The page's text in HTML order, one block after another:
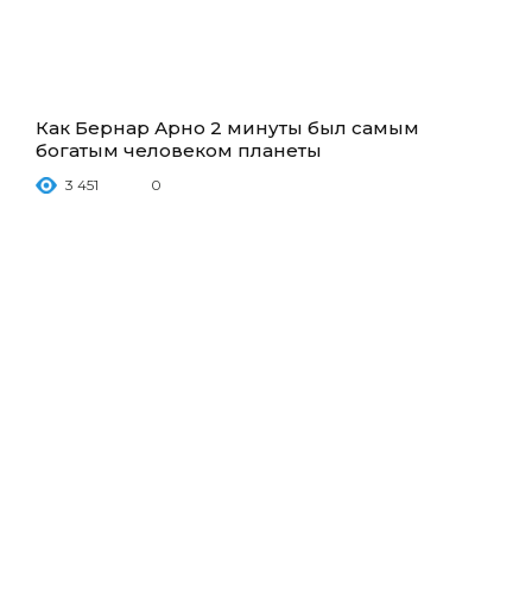
Как Бернар Арно 2 минуты был самым
богатым человеком планеты
3 451 0